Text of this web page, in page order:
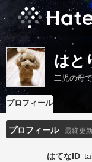
はと
二児の母
プロフィール
プロフィール 最終更
はてなID